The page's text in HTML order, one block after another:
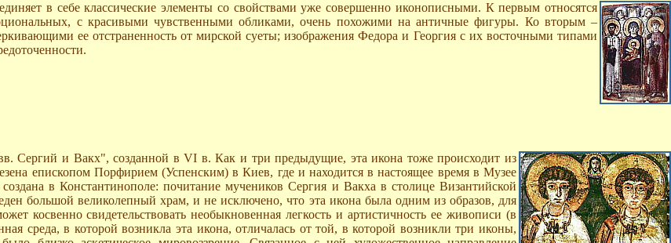
в себе классические элементы со свойствами уже совершенно иконописными. К первым относятся
с красивыми чувственными обликами, очень похожими на античные фигуры. Ко вторым –
ее отстраненность от мирской суеты; изображения Федора и Георгия с их восточными типами
Сергий и Вакх", созданной в VI в. Как и три предыдущие, эта икона тоже происходит из
епископом Порфирием (Успенским) в Киев, где и находится в настоящее время в Музее
в Константинополе: почитание мучеников Сергия и Вакха в столице Византийской
большой великолепный храм, и не исключено, что эта икона была одним из образов, для
косвенно свидетельствовать необыкновенная легкость и артистичность ее живописи (в
среда, в которой возникла эта икона, отличалась от той, в которой возникли три иконы,